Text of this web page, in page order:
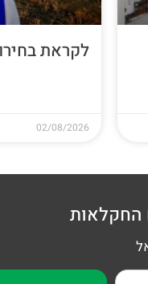
לקראת בחירות
02/08/2026
החקלאות